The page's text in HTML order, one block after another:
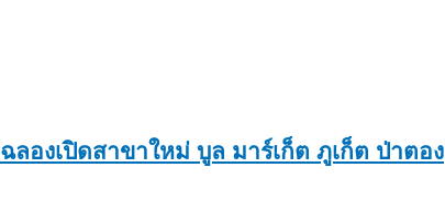
ฉลองเปิดสาขาใหม่ บูล มาร์เก็ต ภูเก็ต ป่าตอง